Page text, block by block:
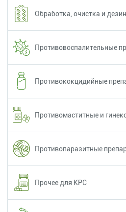
Обработка, очистка и
Противовоспалительные
Противококцидийные
Противомаститные и
Противопаразитные
Прочее для КРС